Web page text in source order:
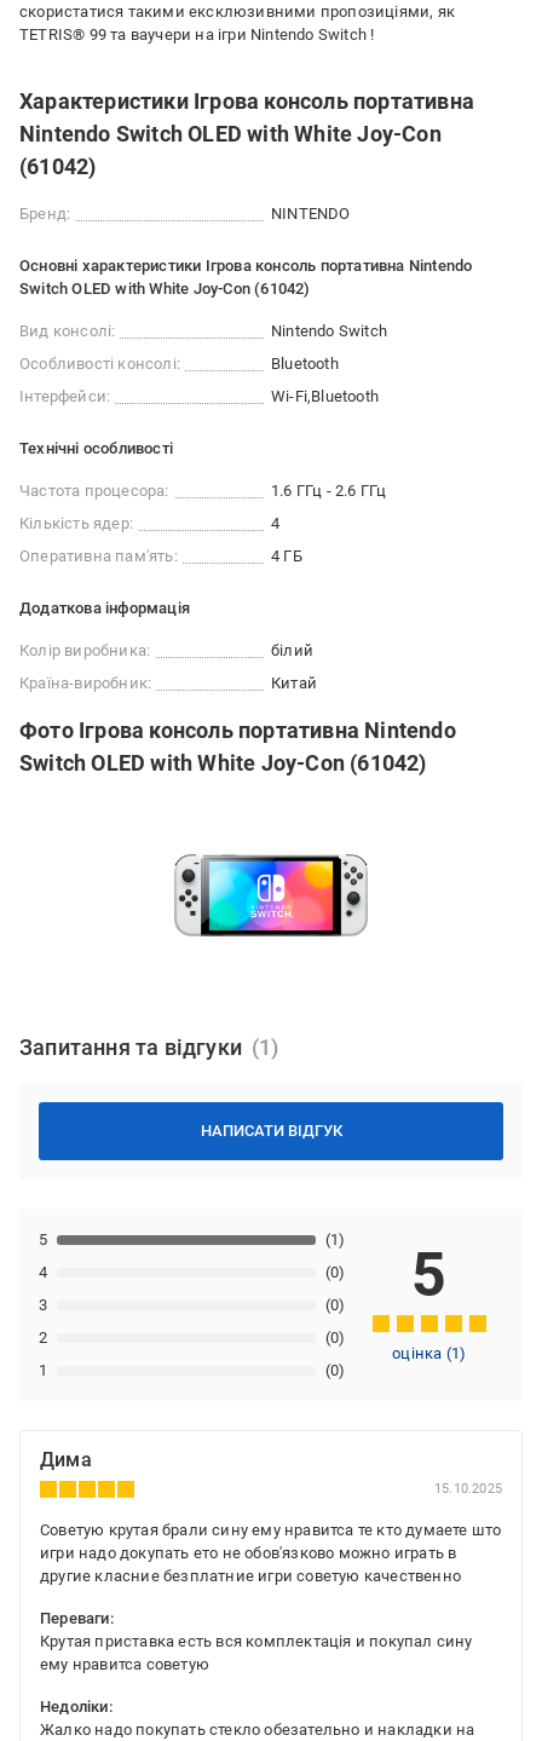
скористатися такими ексклюзивними пропозиціями, як
TETRIS® 99 та ваучери на ігри Nintendo Switch !
Характеристики Ігрова консоль портативна
Nintendo Switch OLED with White Joy-Con
(61042)
Бренд: NINTENDO
Основні характеристики Ігрова консоль портативна Nintendo
Switch OLED with White Joy-Con (61042)
Вид консолі:
Nintendo Switch
Особливості консолі:
Bluetooth
Інтерфейси:
Wi-Fi Bluetooth
Технічні особливості
Частота процесора:
1.6 ГГц - 2.6 ГГц
Кількість ядер:
4
Оперативна пам'ять:
4 ГБ
Додаткова інформація
Колір виробника:
білий
Країна-виробник:
Китай
Фото Ігрова консоль портативна Nintendo
Switch OLED with White Joy-Con (61042)
Запитання та відгуки
НАПИСАТИ ВІДГУК
1 (0)
2 (0)
3 (0)
4 (0)
5 (1)
5
оцінка (1)
Дима
15.10.2025
Советую крутая брали сину ему нравитса те кто думаете што
игри надо докупать ето не обов'язково можно играть в
другие класние безплатние игри советую качественно
Переваги:
Крутая приставка есть вся комплектація и покупал сину
ему нравитса советую
Недоліки:
Жалко надо покупать стекло обезательно и накладки на